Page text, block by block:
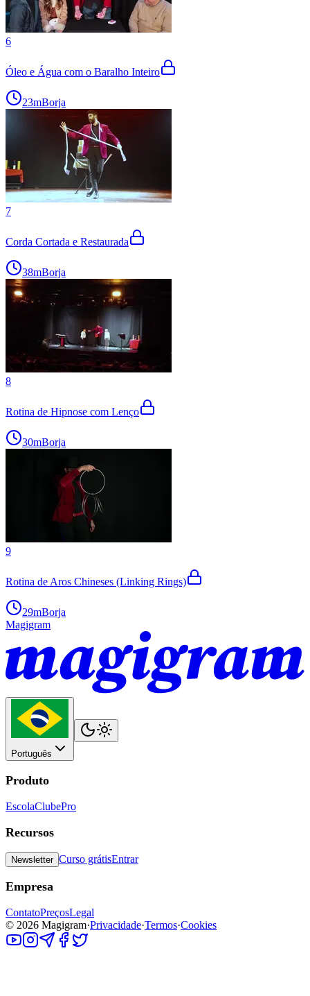
6
Óleo e Água com o Baralho Inteiro
23mBorja
7
Corda Cortada e Restaurada
38mBorja
8
Rotina de Hipnose com Lenço
30mBorja
9
Rotina de Aros Chineses (Linking Rings)
29mBorja
Magigram
Português
Produto
EscolaClubePro
Recursos
Newsletter Curso grátisEntrar
Empresa
ContatoPreçosLegal
© 2026 Magigram·Privacidade·Termos·Cookies